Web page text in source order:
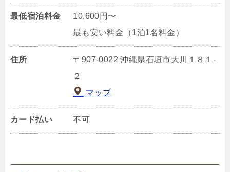
最低宿泊料金
10,600円〜
最も安い料金（1泊1名料金）
住所
〒907-0022 沖縄県石垣市大川１８１‐
２
マップ
カード払い 不可